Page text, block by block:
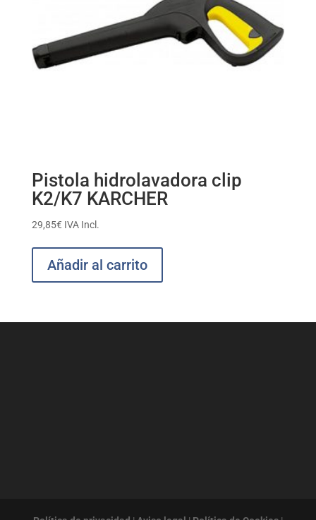
Pistola hidrolavadora clip
K2/K7 KARCHER
29,85€ IVA Incl.
Añadir al carrito